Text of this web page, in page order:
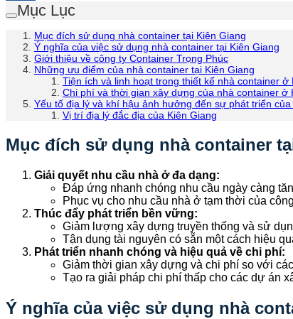
Mục Lục
Mục đích sử dụng nhà container tại Kiên Giang
Ý nghĩa của việc sử dụng nhà container tại Kiên Giang
Giới thiệu về công ty Container Trọng Phúc
Những ưu điểm của nhà container tại Kiên Giang
Tiện ích và linh hoạt trong thiết kế nhà container ở
Chi phí và thời gian xây dựng của nhà container ở
Yếu tố địa lý và khí hậu ảnh hưởng đến sự phát triển
Vị trí địa lý đắc địa của Kiên Giang
Mục đích sử dụng nhà container
Giải quyết nhu cầu nhà ở đa dạng:
Đáp ứng nhanh chóng nhu cầu ngày càng
Phục vụ cho nhu cầu nhà ở tạm thời của
Thúc đẩy phát triển bền vững:
Giảm lượng xây dựng truyền thống và sử
Tận dụng tài nguyên có sẵn một cách hiệu
Phát triển nhanh chóng và hiệu quả về chi phí:
Giảm thời gian xây dựng và chi phí so với
Tạo ra giải pháp chi phí thấp cho các dự án
Ý nghĩa của việc sử dụng nhà